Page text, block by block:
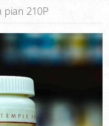
pian 210P